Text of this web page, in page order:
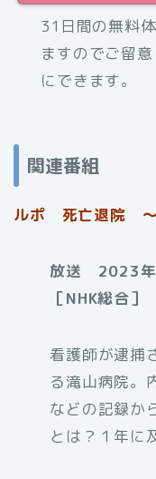
31日間の無料
ますのでご留
にできます。
関連番組
ルポ 死亡退院 ～
放送 2023年
［NHK総合］
看護師が逮捕
る滝山病院。
などの記録か
とは？１年に